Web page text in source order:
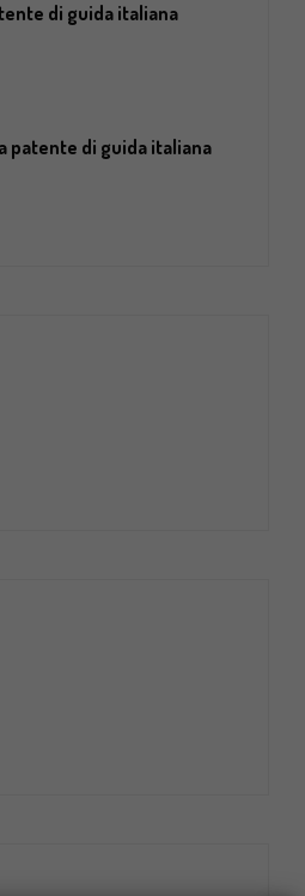
di guida italiana
patente di guida italiana